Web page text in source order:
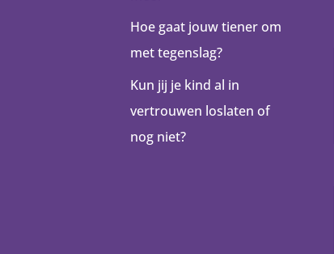
Hoe gaat jouw tiener om
met tegenslag?
Kun jij je kind al in
vertrouwen loslaten of
nog niet?